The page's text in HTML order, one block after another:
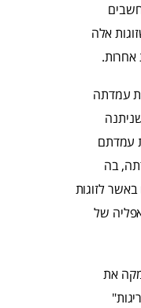
אלה
אחרות.
עמדתה
עמדתם
בה
לזוגות
של
את